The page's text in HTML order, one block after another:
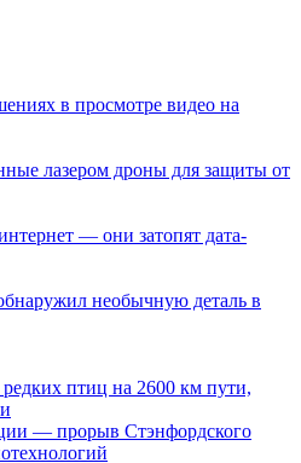
в просмотре видео на
лазером дроны для защиты от
— они затопят дата-
необычную деталь в
птиц на 2600 км пути,
— прорыв Стэнфордского